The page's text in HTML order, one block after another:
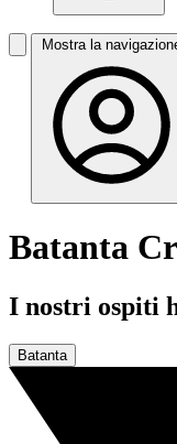
Mostra la
Batanta
I nostri ospiti
Batanta